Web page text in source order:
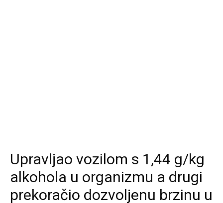
Upravljao vozilom s 1,44 g/kg
alkohola u organizmu a drugi
prekoračio dozvoljenu brzinu u